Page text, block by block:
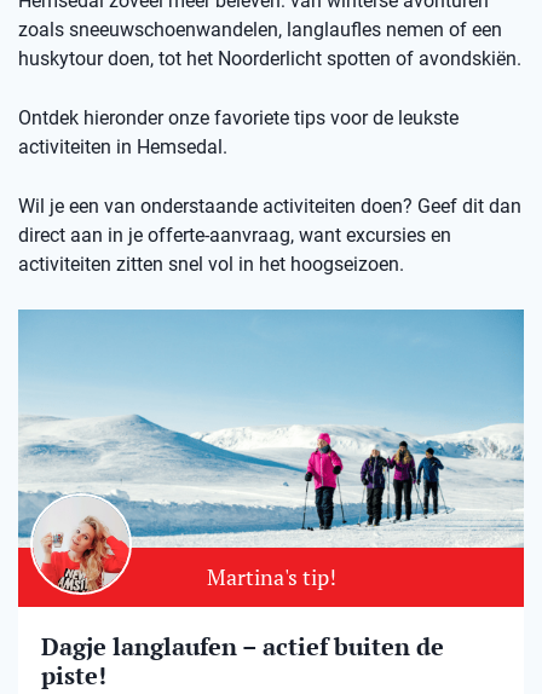
zoals sneeuwschoenwandelen, langlaufles nemen of een
huskytour doen, tot het Noorderlicht spotten of avondskiën.
Ontdek hieronder onze favoriete tips voor de leukste
activiteiten in Hemsedal.
Wil je een van onderstaande activiteiten doen? Geef dit dan
direct aan in je offerte-aanvraag, want excursies en
activiteiten zitten snel vol in het hoogseizoen.
Martina's tip!
Dagje langlaufen – actief buiten de
piste!